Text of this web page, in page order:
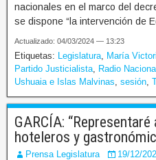
nacionales en el marco del
se dispone “la intervención de
Actualizado: 04/03/2024 — 13:23
Etiquetas: Legislatura María
Partido Justicialista
Radio
Ushuaia e Islas Malvinas sesión
GARCÍA:
hoteleros y
Prensa Legislatura 19/12/